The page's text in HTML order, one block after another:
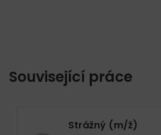
Související práce
Strážný (m/ž)